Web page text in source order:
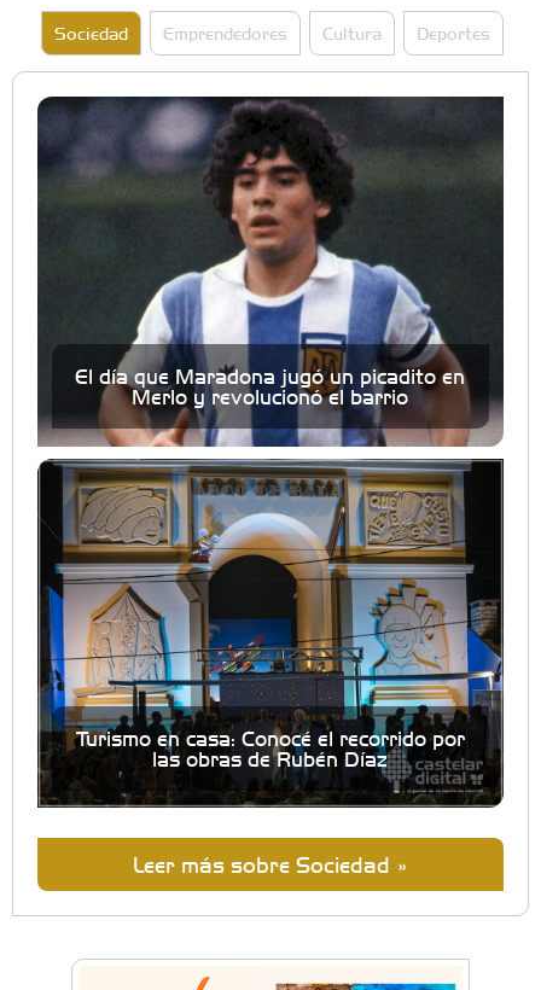
Sociedad Emprendedores Cultura Deportes
El día que Maradona jugó un picadito en
Merlo y revolucionó el barrio
Turismo en casa: Conocé el recorrido por
las obras de Rubén Díaz
Leer más sobre Sociedad »